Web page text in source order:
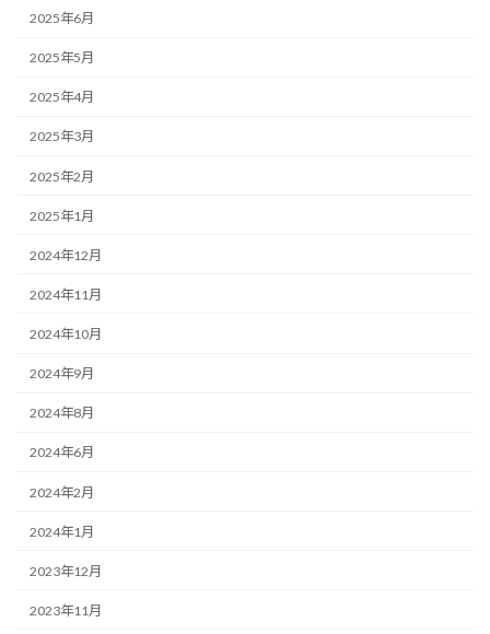
2025年6月
2025年5月
2025年4月
2025年3月
2025年2月
2025年1月
2024年12月
2024年11月
2024年10月
2024年9月
2024年8月
2024年6月
2024年2月
2024年1月
2023年12月
2023年11月